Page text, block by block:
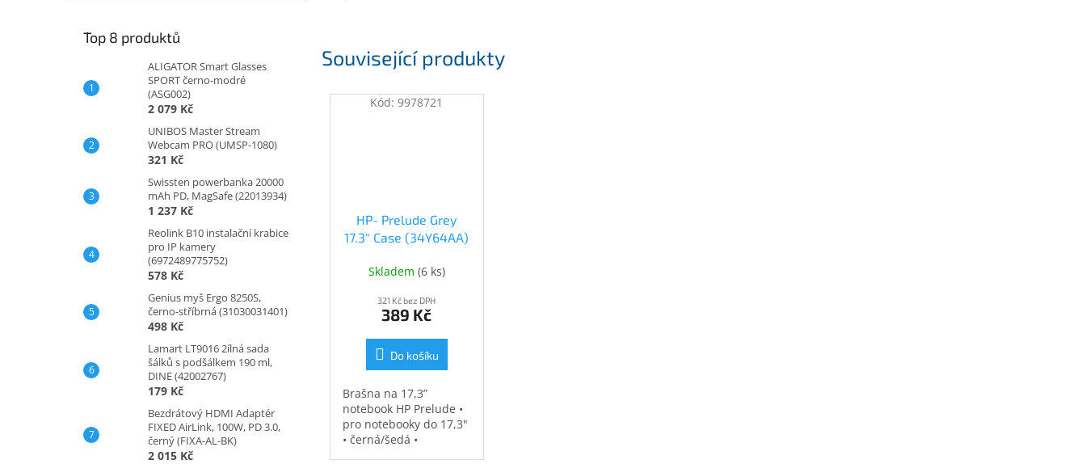
Top 8 produktů
ALIGATOR Smart Glasses
SPORT černo-modré
(ASG002)
2 079 Kč
UNIBOS Master Stream
Webcam PRO (UMSP-1080)
321 Kč
Swissten powerbanka 20000
mAh PD, MagSafe (22013934)
1 237 Kč
Reolink B10 instalační krabice
pro IP kamery
(6972489775752)
578 Kč
Genius myš Ergo 8250S,
černo-stříbrná (31030031401)
498 Kč
Lamart LT9016 2ílná sada
šálků s podšálkem 190 ml,
DINE (42002767)
179 Kč
Bezdrátový HDMI Adaptér
FIXED AirLink, 100W, PD 3.0,
černý (FIXA-AL-BK)
2 015 Kč
Související produkty
HP- Prelude Grey
17.3" Case (34Y64AA)
Skladem (6 ks)
321 Kč bez DPH
389 Kč
Do košíku
Brašna na 17,3”
notebook HP Prelude •
pro notebooky do 17,3"
• černá/šedá •
Kód:9978721